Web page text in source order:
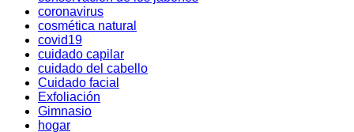
coronavirus
cosmética natural
covid19
cuidado capilar
cuidado del cabello
Cuidado facial
Exfoliación
Gimnasio
hogar